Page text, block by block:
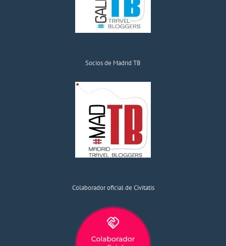
Socios de Madrid TB
Colaborador oficial de Civitatis